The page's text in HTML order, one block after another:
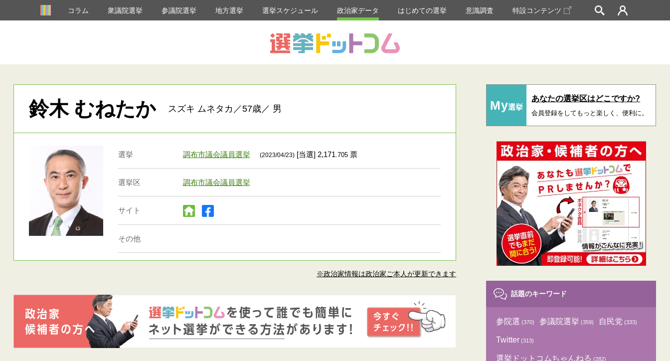
コラム 衆議院選挙 参議院選挙 地方選挙 選挙スケジュール 政治家データ はじめての選挙 意識調査 特設コンテンツ
鈴木 むねたか スズキ ムネタカ／57歳／ 男
選挙 調布市議会議員選挙 (2023/04/23)[当選] 2,171.705票
選挙区 調布市議会議員選挙
サイト
その他
※政治家情報は政治家ご本人が更新できます
My選挙
あなたの選挙区はどこですか?
会員登録をしてもっと楽しく、便利に。
話題のキーワード
参院選 (370) 参議院選挙 (359) 自民党 (333)
Twitter (313)
選挙ドットコムちゃんねる (282)